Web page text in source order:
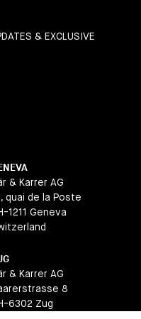
& EXCLUSIVE
& Karrer AG
quai de la Poste
1211 Geneva
& Karrer AG
8
6302 Zug